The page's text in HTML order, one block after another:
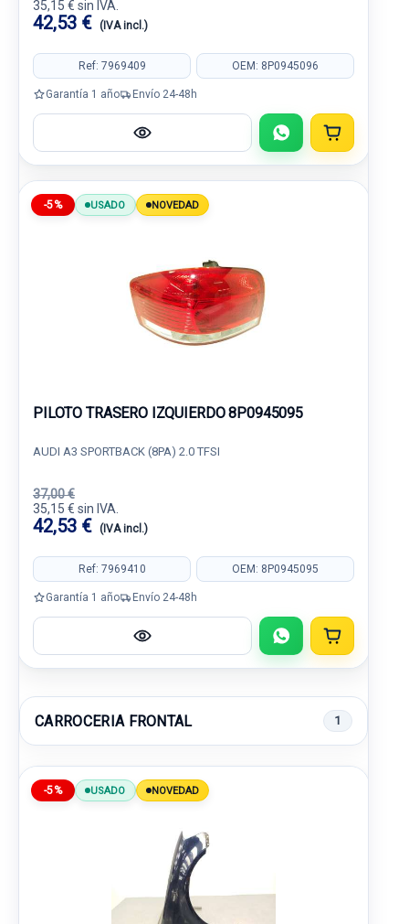
35,15 € sin IVA.
42,53 € (IVA incl.)
Ref: 7969409 OEM: 8P0945096
Garantía 1 año Envío 24-48h
-5% USADO NOVEDAD
PILOTO TRASERO IZQUIERDO 8P0945095
AUDI A3 SPORTBACK (8PA) 2.0 TFSI
37,00 €
35,15 € sin IVA.
42,53 € (IVA incl.)
Ref: 7969410 OEM: 8P0945095
Garantía 1 año Envío 24-48h
CARROCERIA FRONTAL 1
-5% USADO NOVEDAD